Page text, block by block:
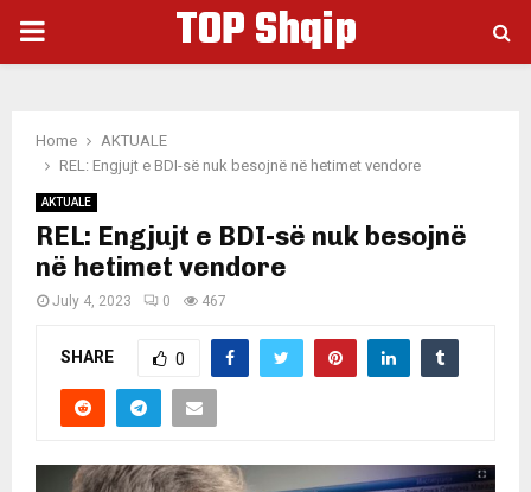
PRIMARY
TOP Shqip
Home
AKTUALE
REL: Engjujt e BDI-së nuk besojnë në hetimet vendore
AKTUALE
REL: Engjujt e BDI-së nuk besojnë
në hetimet vendore
July 4, 2023 0 467
SHARE 0